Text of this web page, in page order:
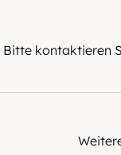
kontaktieren